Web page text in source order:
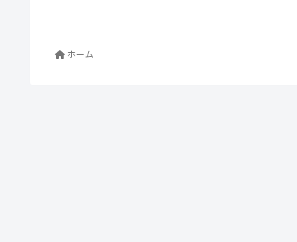
ホーム